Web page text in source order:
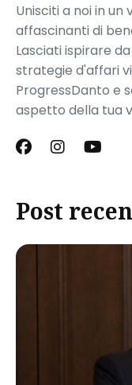
Unisciti a noi in
affascinanti di
Lasciati ispirare
strategie d'affari
ProgressDanto e
aspetto della tua
Post